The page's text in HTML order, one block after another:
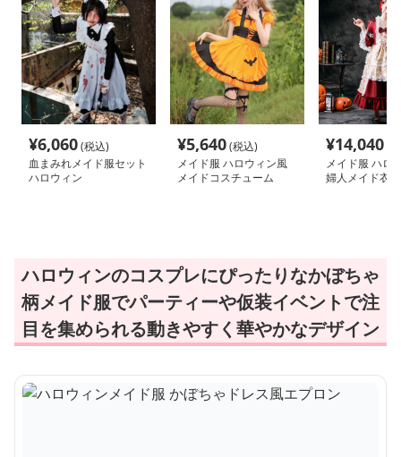
¥6,060(税込)
血まみれメイド服セット
ハロウィン
¥5,640(税込)
メイド服 ハロウィン風
メイドコスチューム
¥14,040
メイド服 ハロ
婦人メイド衣装
ハロウィンのコスプレにぴったりなかぼちゃ
柄メイド服でパーティーや仮装イベントで注
目を集められる動きやすく華やかなデザイン